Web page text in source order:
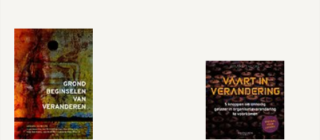
Grondbeginselen
van veranderen
Zelfregie terug in
het werk